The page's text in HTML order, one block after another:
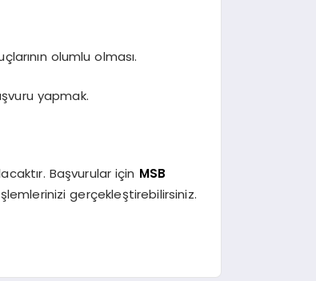
olumlu olması.
yapmak.
Başvurular için MSB
gerçekleştirebilirsiniz.